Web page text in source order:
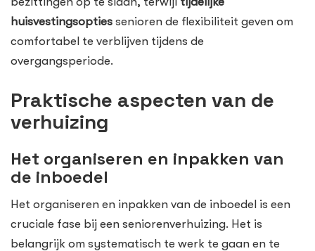
huisvestingsopties senioren de flexibiliteit geven om
comfortabel te verblijven tijdens de
overgangsperiode.
Praktische aspecten van de
verhuizing
Het organiseren en inpakken van
de inboedel
Het organiseren en inpakken van de inboedel is een
cruciale fase bij een seniorenverhuizing. Het is
belangrijk om systematisch te werk te gaan en te